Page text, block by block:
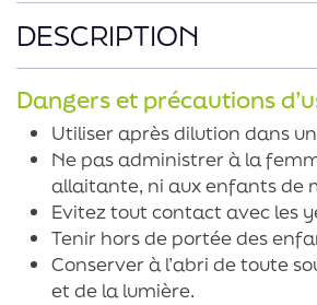
DESCRIPTION
Dangers et précautions
Utiliser après dilution dans
Ne pas administrer à la
allaitante, ni aux enfants de
Evitez tout contact avec les
Tenir hors de portée des
Conserver à l’abri de toute
et de la lumière.